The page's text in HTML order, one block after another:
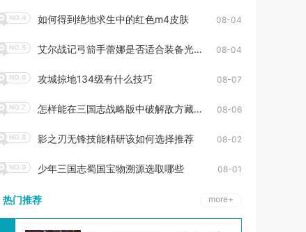
NO.4 如何得到绝地求生中的红色m4皮肤 08-04
NO.5 艾尔战记弓箭手蕾娜是否适合装备光武 08-04
NO.6 攻城掠地134级有什么技巧 08-07
NO.7 怎样能在三国志战略版中破解敌方藏兵的防御 08-06
NO.8 影之刃无锋技能精研该如何选择推荐 08-02
NO.9 少年三国志蜀国宝物溯源选取哪些 08-01
热门推荐 more+